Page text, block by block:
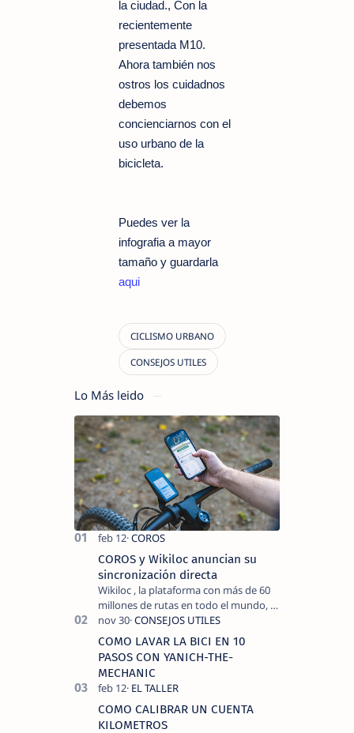
la ciudad., Con la
recientemente
presentada M10.
Ahora también nos
ostros los cuidadnos
debemos
concienciarnos con el
uso urbano de la
bicicleta.
Puedes ver la
infografia a mayor
tamaño y guardarla
aqui
Lo Más leido
COROS y Wikiloc anuncian su
sincronización directa
Wikiloc , la plataforma con más de 60
millones de rutas en todo el mundo, y
COROS , marca de dispositivos GPS
reconocida mundialmente por su
tecnolo…
COMO LAVAR LA BICI EN 10
PASOS CON YANICH-THE-
MECHANIC
COMO CALIBRAR UN CUENTA
KILOMETROS